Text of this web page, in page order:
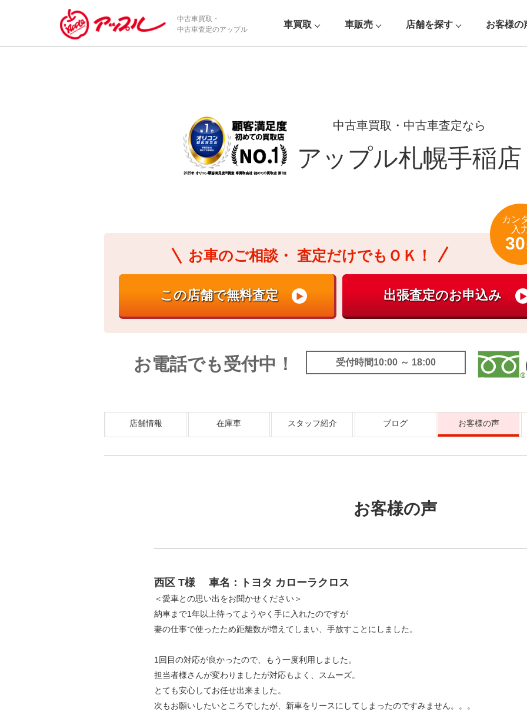
/*ABテスト_新規査定フォームの為のCVボタン*/
中古車買取・
中古車査定のアップル
車買取 車販売 店舗を探す お客様の
中古車買取・中古車査定なら
アップル札幌手稲店
お車のご相談・ 査定だけでもＯＫ！
カン
入
30
お電話でも受付中！ 受付時間10:00 ～ 18:00
店舗情報 在庫車 スタッフ紹介 ブログ お客様の声
お客様の声
西区 T様 車名：トヨタ カローラクロス
＜愛車との思い出をお聞かせください＞
納車まで1年以上待ってようやく手に入れたのですが
妻の仕事で使ったため距離数が増えてしまい、手放すことにしました。
1回目の対応が良かったので、もう一度利用しました。
担当者様さんが変わりましたが対応もよく、スムーズ。
とても安心してお任せ出来ました。
次もお願いしたいところでしたが、新車をリースにしてしまったのですみません。。。